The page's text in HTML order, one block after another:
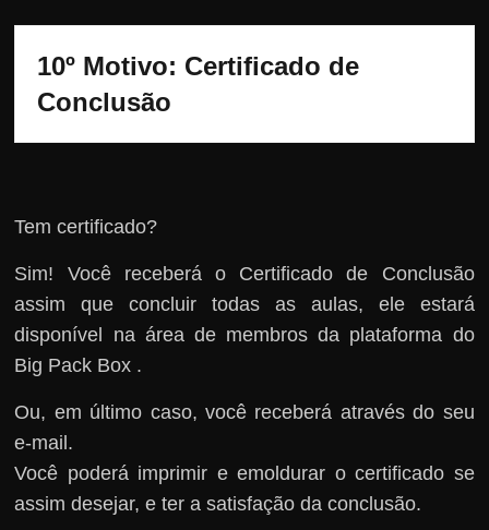
10º Motivo: Certificado de
Conclusão
Tem certificado?
Sim! Você receberá o Certificado de Conclusão
assim que concluir todas as aulas, ele estará
disponível na área de membros da plataforma do
Big Pack Box .
Ou, em último caso, você receberá através do seu
e-mail.
Você poderá imprimir e emoldurar o certificado se
assim desejar, e ter a satisfação da conclusão.